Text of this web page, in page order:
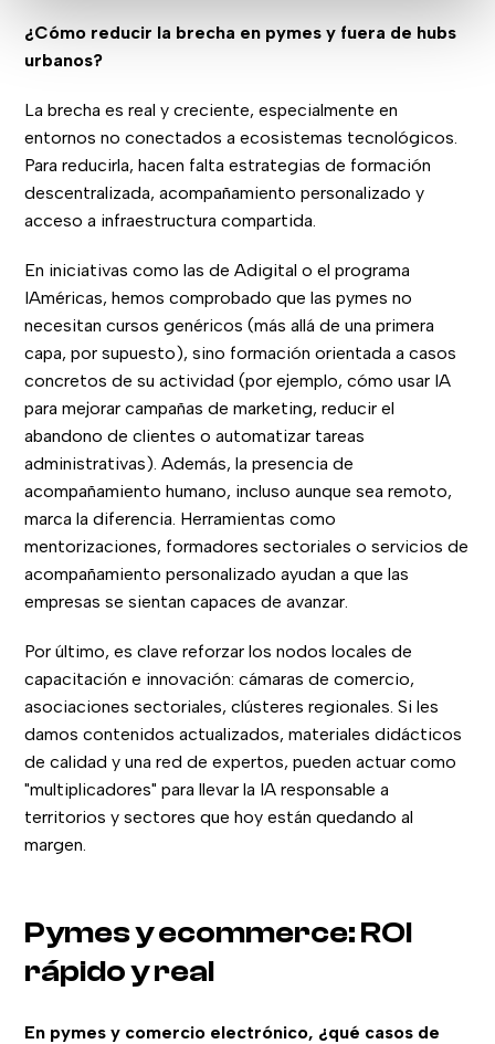
¿Cómo reducir la brecha en pymes y fuera de hubs
urbanos?
La brecha es real y creciente, especialmente en
entornos no conectados a ecosistemas tecnológicos.
Para reducirla, hacen falta estrategias de formación
descentralizada, acompañamiento personalizado y
acceso a infraestructura compartida.
En iniciativas como las de Adigital o el programa
IAméricas, hemos comprobado que las pymes no
necesitan cursos genéricos (más allá de una primera
capa, por supuesto), sino formación orientada a casos
concretos de su actividad (por ejemplo, cómo usar IA
para mejorar campañas de marketing, reducir el
abandono de clientes o automatizar tareas
administrativas). Además, la presencia de
acompañamiento humano, incluso aunque sea remoto,
marca la diferencia. Herramientas como
mentorizaciones, formadores sectoriales o servicios de
acompañamiento personalizado ayudan a que las
empresas se sientan capaces de avanzar.
Por último, es clave reforzar los nodos locales de
capacitación e innovación: cámaras de comercio,
asociaciones sectoriales, clústeres regionales. Si les
damos contenidos actualizados, materiales didácticos
de calidad y una red de expertos, pueden actuar como
"multiplicadores" para llevar la IA responsable a
territorios y sectores que hoy están quedando al
margen.
Pymes y ecommerce: ROI
rápido y real
En pymes y comercio electrónico, ¿qué casos de